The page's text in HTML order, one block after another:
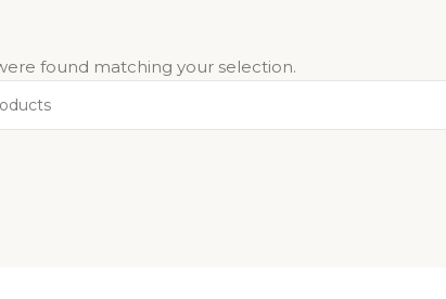
found matching your selection.